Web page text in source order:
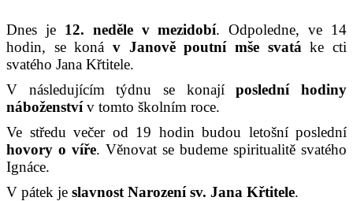
Dnes je 12. neděle v mezidobí. Odpoledne, ve 14
hodin, se koná v Janově poutní mše svatáke cti
svatého Jana Křtitele.
V následujícím týdnu se konajíposlední hodiny
náboženstvív tomto školním roce.
Ve středu večer od 19 hodin budou letošní poslední
hovory o víře. Věnovat se budeme spiritualitě svatého
Ignáce.
V pátek je slavnostNarozenísv. Jana Křtitele.